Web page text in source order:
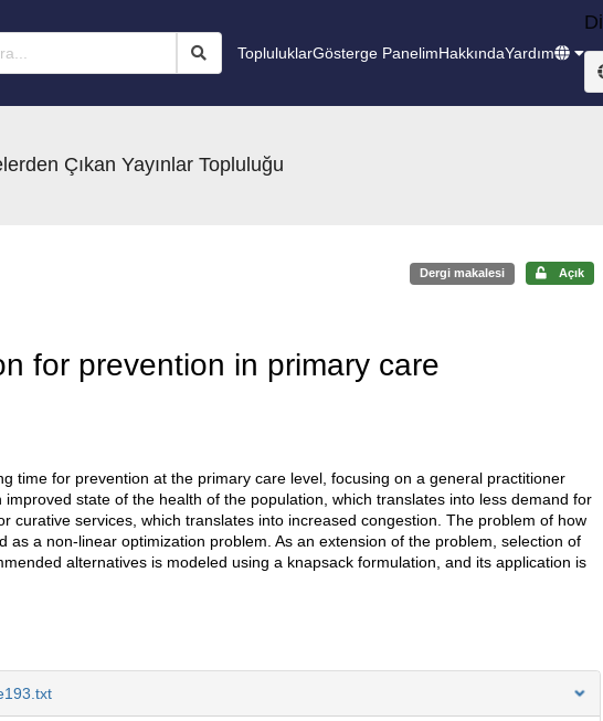
TopluluklarGösterge PanelimHakkındaYardım
Dil
Çıkan Yayınlar Topluluğu
Dergi makalesi Açık
for prevention in primary care
time for prevention at the primary care level, focusing on a general practitioner
state of the health of the population, which translates into less demand for
curative services, which translates into increased congestion. The problem of how
as a non-linear optimization problem. As an extension of the problem, selection of
alternatives is modeled using a knapsack formulation, and its application is